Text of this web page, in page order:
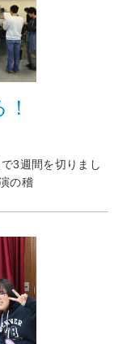
3週間を切りまし
の稽